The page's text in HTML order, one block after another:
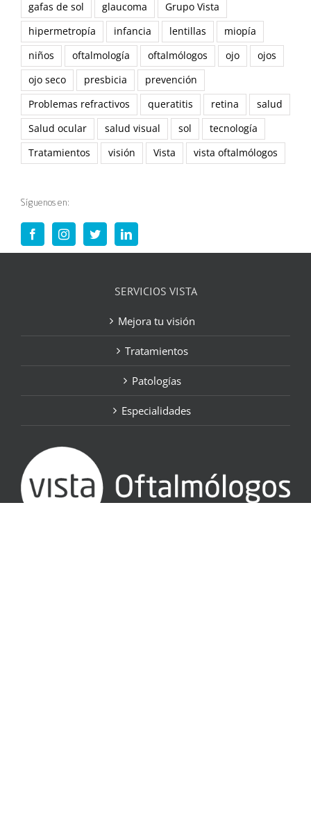
gafas de sol
glaucoma
Grupo Vista
hipermetropía
infancia lentillas
miopía
niños
oftalmología oftalmólogos ojo
ojos
ojo seco
presbicia
prevención
Problemas refractivos
queratitis retina
salud
Salud ocular
salud visual sol
tecnología
Tratamientos
visión Vista vista oftalmólogos
Síguenos en:
SERVICIOS VISTA
Mejora tu visión
Tratamientos
Patologías
Especialidades